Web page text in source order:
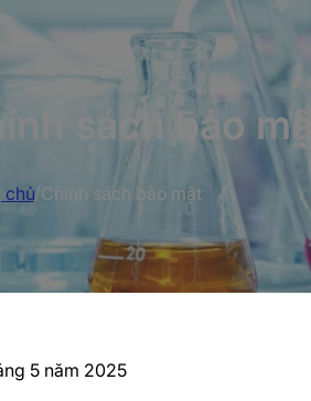
sách bảo
chủ/Chính sách bảo mật
5 năm 2025